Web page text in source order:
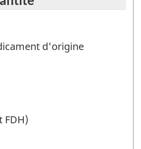
d'origine
FDH)